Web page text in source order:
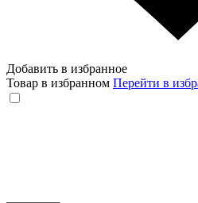
Добавить в избранное
Товар в избранном Перейти в